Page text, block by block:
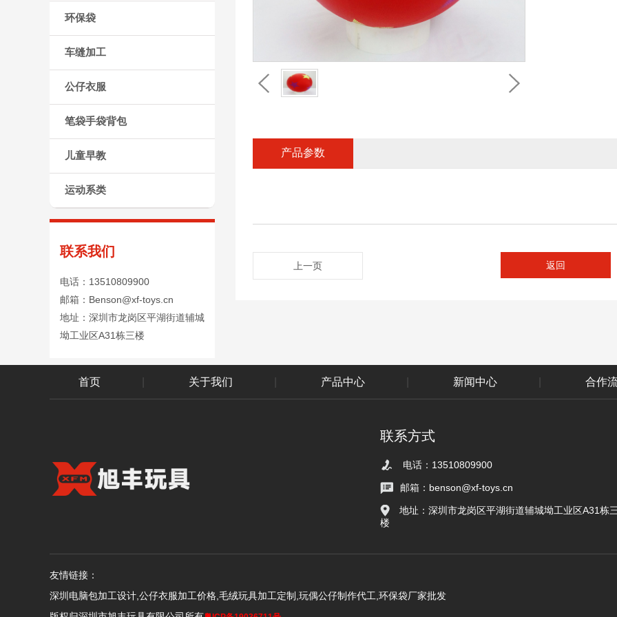
环保袋
车缝加工
公仔衣服
笔袋手袋背包
儿童早教
运动系类
联系我们
电话：13510809900
邮箱：Benson@xf-toys.cn
地址：深圳市龙岗区平湖街道辅城
坳工业区A31栋三楼
产品参数
上一页 返回
首页 关于我们 产品中心 新闻中心 合作
联系方式
电话：13510809900
邮箱：benson@xf-toys.cn
地址：深圳市龙岗区平湖街道辅城坳工业区A31栋
楼
友情链接：
深圳电脑包加工设计,公仔衣服加工价格,毛绒玩具加工定制,玩偶公仔制作代工,环保袋厂家批发